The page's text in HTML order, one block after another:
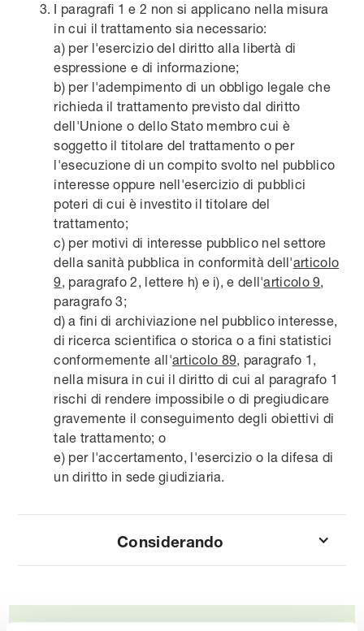
I paragrafi 1 e 2 non si applicano nella misura
in cui il trattamento sia necessario:
a) per l'esercizio del diritto alla libertà di
espressione e di informazione;
b) per l'adempimento di un obbligo legale che
richieda il trattamento previsto dal diritto
dell'Unione o dello Stato membro cui è
soggetto il titolare del trattamento o per
l'esecuzione di un compito svolto nel pubblico
interesse oppure nell'esercizio di pubblici
poteri di cui è investito il titolare del
trattamento;
c) per motivi di interesse pubblico nel settore
della sanità pubblica in conformità dell'articolo
9, paragrafo 2, lettere h) e i), e dell'articolo 9,
paragrafo 3;
d) a fini di archiviazione nel pubblico interesse,
di ricerca scientifica o storica o a fini statistici
conformemente all'articolo 89, paragrafo 1,
nella misura in cui il diritto di cui al paragrafo 1
rischi di rendere impossibile o di pregiudicare
gravemente il conseguimento degli obiettivi di
tale trattamento; o
e) per l'accertamento, l'esercizio o la difesa di
un diritto in sede giudiziaria.
Considerando